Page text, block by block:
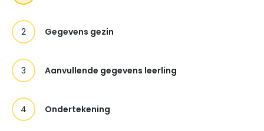
2 Gegevens gezin
3 Aanvullende gegevens leerling
4 Ondertekening